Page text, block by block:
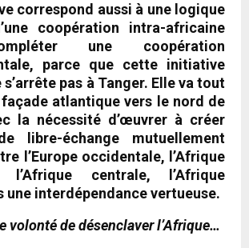
correspond aussi à une logique
coopération intra-africaine
une coopération
parce que cette initiative
pas à Tanger. Elle va tout
façade atlantique vers le nord de
la nécessité d’œuvrer à créer
libre-échange mutuellement
l’Europe occidentale, l’Afrique
l’Afrique centrale, l’Afrique
une interdépendance vertueuse.
volonté de désenclaver l’Afrique…